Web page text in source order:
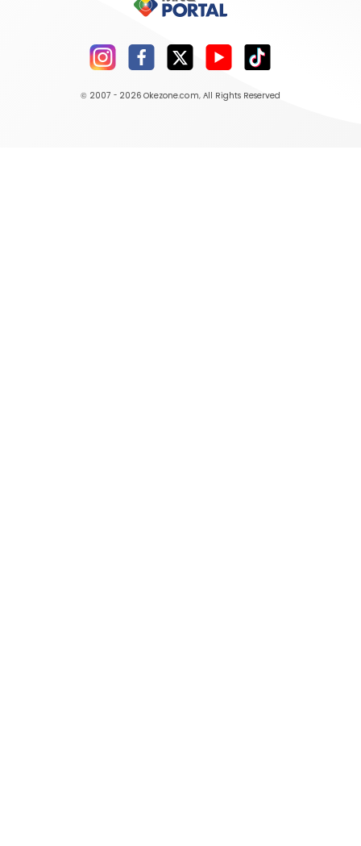
© 2007 - 2026 Okezone.com, All Rights Reserved